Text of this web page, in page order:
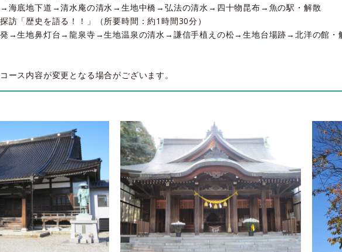
→海底地下道→清水庵の清水→生地中橋→弘法の清水→四十物昆布→魚の駅・解散
訪「歴史を語る！！」（所要時間：約1時間30分）
→生地鼻灯台→龍泉寺→生地温泉の清水→謙信手植えの松→生地台場跡→北洋の館・
ース内容が変更となる場合がございます。